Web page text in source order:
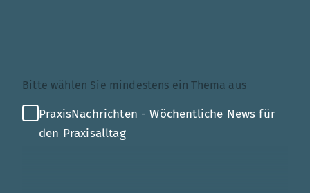
Bitte wählen Sie mindestens ein Thema aus
PraxisNachrichten - Wöchentliche News für
den Praxisalltag